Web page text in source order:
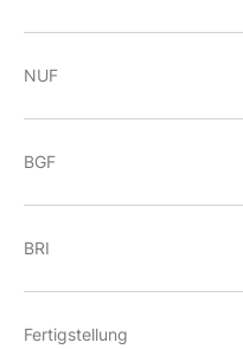
NUF
BGF
BRI
Fertigstellung